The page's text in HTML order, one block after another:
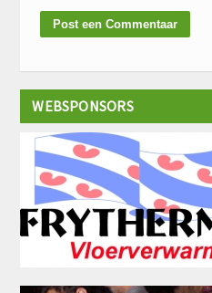
WEBSPONSORS